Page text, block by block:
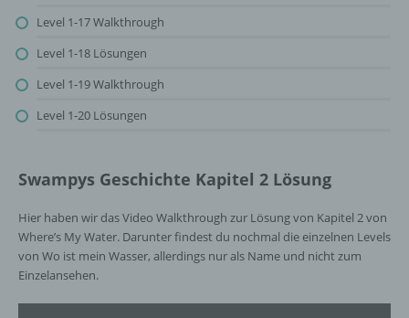
Level 1-17 Walkthrough
Level 1-18 Lösungen
Level 1-19 Walkthrough
Level 1-20 Lösungen
Swampys Geschichte Kapitel 2 Lösung
Hier haben wir das Video Walkthrough zur Lösung von Kapitel 2 von
Where’s My Water. Darunter findest du nochmal die einzelnen Levels
von Wo ist mein Wasser, allerdings nur als Name und nicht zum
Einzelansehen.